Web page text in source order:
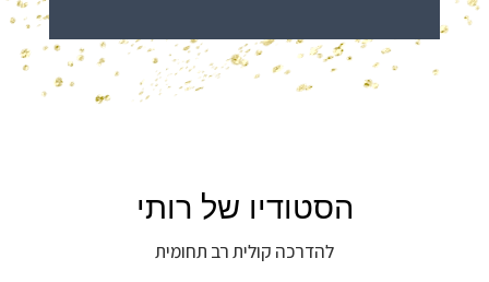
הסטודיו של רותי
להדרכה קולית רב תחומית